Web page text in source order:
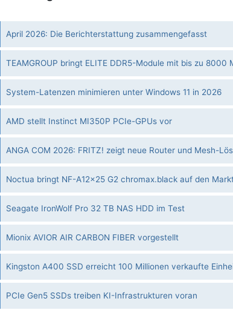
April 2026: Die Bericht­erstattung zusammengefasst
TEAMGROUP bringt ELITE DDR5-Module mit bis zu 8000
System-Latenzen minimieren unter Windows 11 in 2026
AMD stellt Instinct MI350P PCIe-GPUs vor
ANGA COM 2026: FRITZ! zeigt neue Router und Mesh-
Noctua bringt NF-A12x25 G2 chromax.black auf den
Seagate IronWolf Pro 32 TB NAS HDD im Test
Mionix AVIOR AIR CARBON FIBER vorgestellt
Kingston A400 SSD erreicht 100 Millionen verkaufte
PCIe Gen5 SSDs treiben KI-Infrastrukturen voran